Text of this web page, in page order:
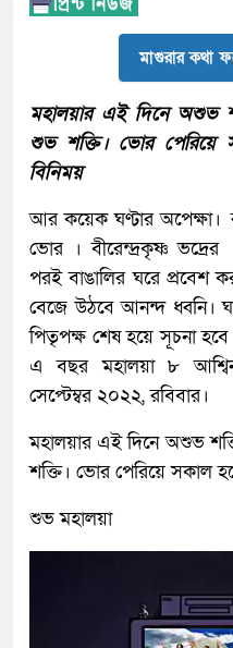
মাগুরার কথা
মহালয়ার এই দিনে অশুভ
শুভ শক্তি। ভোর পেরিয়ে
বিনিময়
আর কয়েক ঘণ্টার অপেক্ষা।
ভোর । বীরেন্দ্রকৃষ্ণ
পরই বাঙালির ঘরে প্রবেশ
বেজে উঠবে আনন্দ ধ্বনি।
পিতৃপক্ষ শেষ হয়ে সূচনা
এ বছর মহালয়া ৮
সেপ্টেম্বর ২০২২, রবিবার।
মহালয়ার এই দিনে অশুভ
শক্তি। ভোর পেরিয়ে সকাল
শুভ মহালয়া